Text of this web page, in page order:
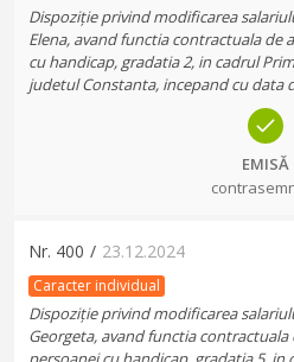
Dispoziție privind modificarea
Elena, avand functia contractuala de
cu handicap, gradatia 2, in cadrul
judetul Constanta, incepand cu data
EMISĂ
Nr. 400 / 23.12.2024
Caracter individual
Dispoziție privind modificarea
Georgeta, avand functia